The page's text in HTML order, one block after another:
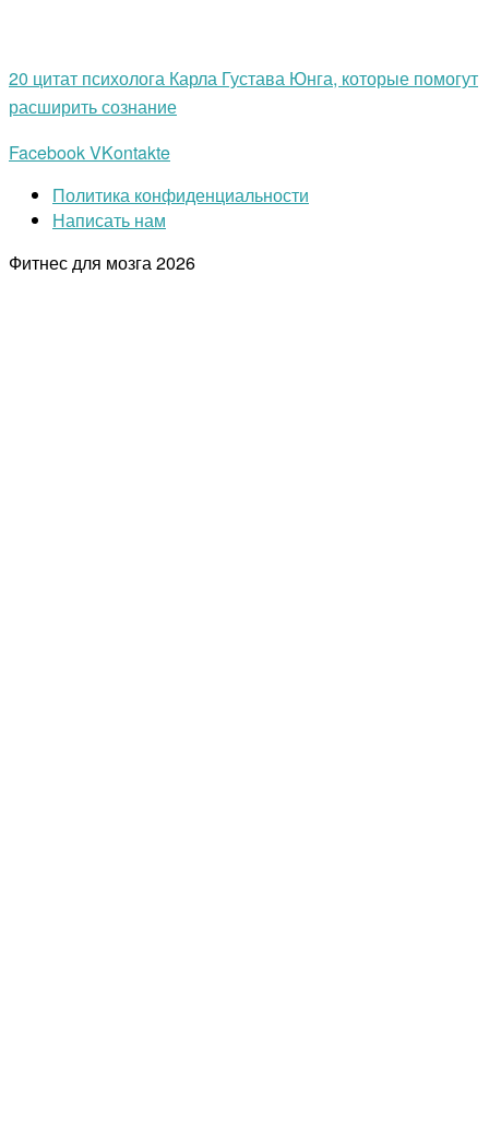
20 цитат психолога Карла Густава Юнга, которые помогут
расширить сознание
FacebookVKontakte
Политика конфиденциальности
Написать нам
Фитнес для мозга2026